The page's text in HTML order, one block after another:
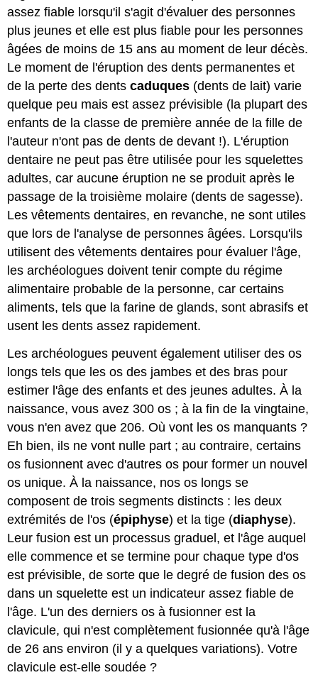
assez fiable lorsqu'il s'agit d'évaluer des personnes
plus jeunes et elle est plus fiable pour les personnes
âgées de moins de 15 ans au moment de leur décès.
Le moment de l'éruption des dents permanentes et
de la perte des dentscaduques (dents de lait) varie
quelque peu mais est assez prévisible (la plupart des
enfants de la classe de première année de la fille de
l'auteur n'ont pas de dents de devant !). L'éruption
dentaire ne peut pas être utilisée pour les squelettes
adultes, car aucune éruption ne se produit après le
passage de la troisième molaire (dents de sagesse).
Les vêtements dentaires, en revanche, ne sont utiles
que lors de l'analyse de personnes âgées. Lorsqu'ils
utilisent des vêtements dentaires pour évaluer l'âge,
les archéologues doivent tenir compte du régime
alimentaire probable de la personne, car certains
aliments, tels que la farine de glands, sont abrasifs et
usent les dents assez rapidement.
Les archéologues peuvent également utiliser des os
longs tels que les os des jambes et des bras pour
estimer l'âge des enfants et des jeunes adultes. À la
naissance, vous avez 300 os ; à la fin de la vingtaine,
vous n'en avez que 206. Où vont les os manquants ?
Eh bien, ils ne vont nulle part ; au contraire, certains
os fusionnent avec d'autres os pour former un nouvel
os unique. À la naissance, nos os longs se
composent de trois segments distincts : les deux
extrémités de l'os (épiphyse) et la tige (diaphyse).
Leur fusion est un processus graduel, et l'âge auquel
elle commence et se termine pour chaque type d'os
est prévisible, de sorte que le degré de fusion des os
dans un squelette est un indicateur assez fiable de
l'âge. L'un des derniers os à fusionner est la
clavicule, qui n'est complètement fusionnée qu'à l'âge
de 26 ans environ (il y a quelques variations). Votre
clavicule est-elle soudée ?